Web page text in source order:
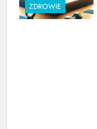
ZDROWIE